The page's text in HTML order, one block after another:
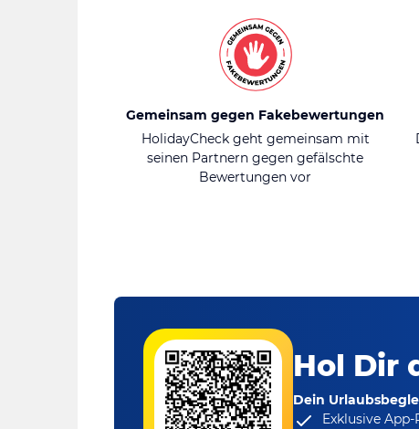
Gemeinsam gegen Fakebewertungen
HolidayCheck geht gemeinsam mit
seinen Partnern gegen gefälschte
Bewertungen vor
Hol Dir
Dein
Exklusive